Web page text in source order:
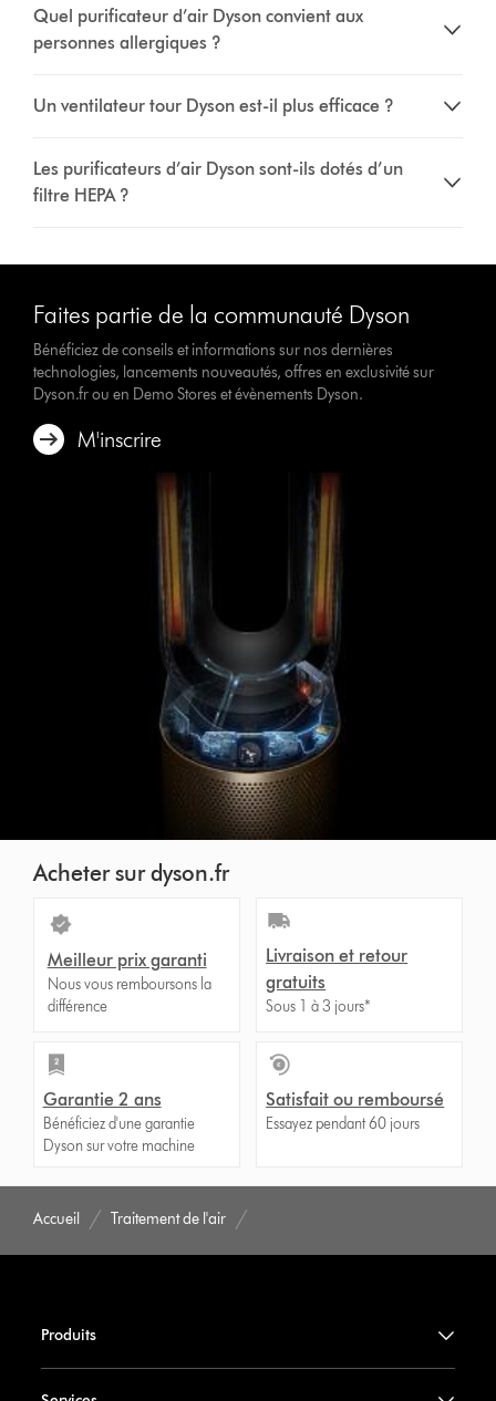
Quel purificateur d’air Dyson convient aux
personnes allergiques ?
Un ventilateur tour Dyson est-il plus efficace ?
Les purificateurs d’air Dyson sont-ils dotés d’un
filtre HEPA ?
Faites partie de la communauté Dyson
Bénéficiez de conseils et informations sur nos dernières
technologies, lancements nouveautés, offres en exclusivité sur
Dyson.fr ou en Demo Stores et évènements Dyson.
M'inscrire
Acheter sur dyson.fr
Meilleur prix garanti
Nous vous remboursons la
différence
Livraison et retour
gratuits
Sous 1 à 3 jours*
Garantie 2 ans
Bénéficiez d'une garantie
Dyson sur votre machine
Satisfait ou remboursé
Essayez pendant 60 jours
Accueil Traitement de l'air
Produits